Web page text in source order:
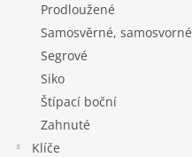
Prodloužené
Samosvěrné, samosvorné
Segrové
Siko
Štípací boční
Zahnuté
Klíče